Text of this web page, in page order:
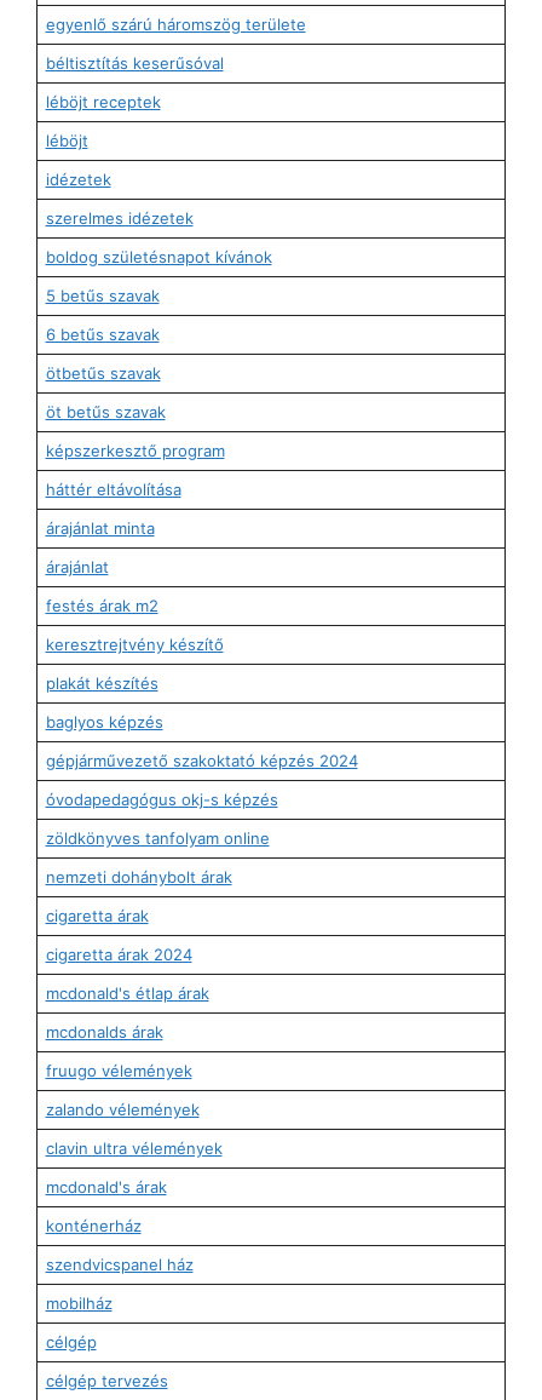
egyenlő szárú háromszög területe
béltisztítás keserűsóval
léböjt receptek
léböjt
idézetek
szerelmes idézetek
boldog születésnapot kívánok
5 betűs szavak
6 betűs szavak
ötbetűs szavak
öt betűs szavak
képszerkesztő program
háttér eltávolítása
árajánlat minta
árajánlat
festés árak m2
keresztrejtvény készítő
plakát készítés
baglyos képzés
gépjárművezető szakoktató képzés 2024
óvodapedagógus okj-s képzés
zöldkönyves tanfolyam online
nemzeti dohánybolt árak
cigaretta árak
cigaretta árak 2024
mcdonald's étlap árak
mcdonalds árak
fruugo vélemények
zalando vélemények
clavin ultra vélemények
mcdonald's árak
konténerház
szendvicspanel ház
mobilház
célgép
célgép tervezés